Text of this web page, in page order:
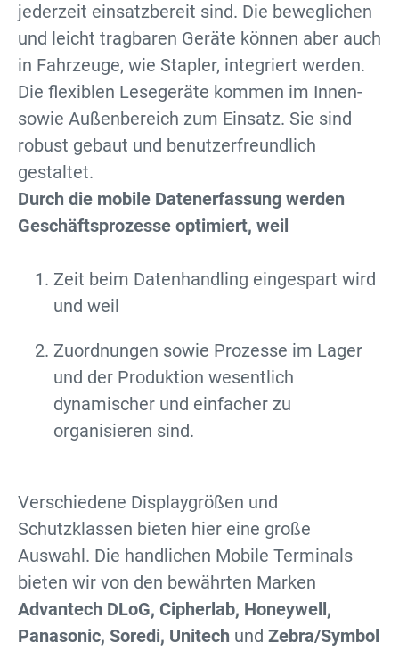
jederzeit einsatzbereit sind. Die beweglichen
und leicht tragbaren Geräte können aber auch
in Fahrzeuge, wie Stapler, integriert werden.
Die flexiblen Lesegeräte kommen im Innen-
sowie Außenbereich zum Einsatz. Sie sind
robust gebaut und benutzerfreundlich
gestaltet.
Durch die mobile Datenerfassung werden
Geschäftsprozesse optimiert, weil
Zeit beim Datenhandling eingespart wird
und weil
Zuordnungen sowie Prozesse im Lager
und der Produktion wesentlich
dynamischer und einfacher zu
organisieren sind.
Verschiedene Displaygrößen und
Schutzklassen bieten hier eine große
Auswahl. Die handlichen Mobile Terminals
bieten wir von den bewährten Marken
Advantech DLoG, Cipherlab, Honeywell,
Panasonic, Soredi, Unitech und Zebra/Symbol